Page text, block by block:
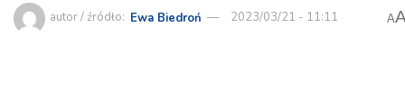
autor / źródło: Ewa Biedroń 2023/03/21 - 11:11 A